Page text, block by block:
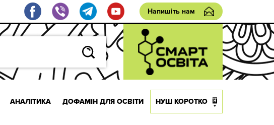
Напишіть нам
АНАЛІТИКА ДОФАМІН ДЛЯ ОСВІТИ НУШ КОРОТКО